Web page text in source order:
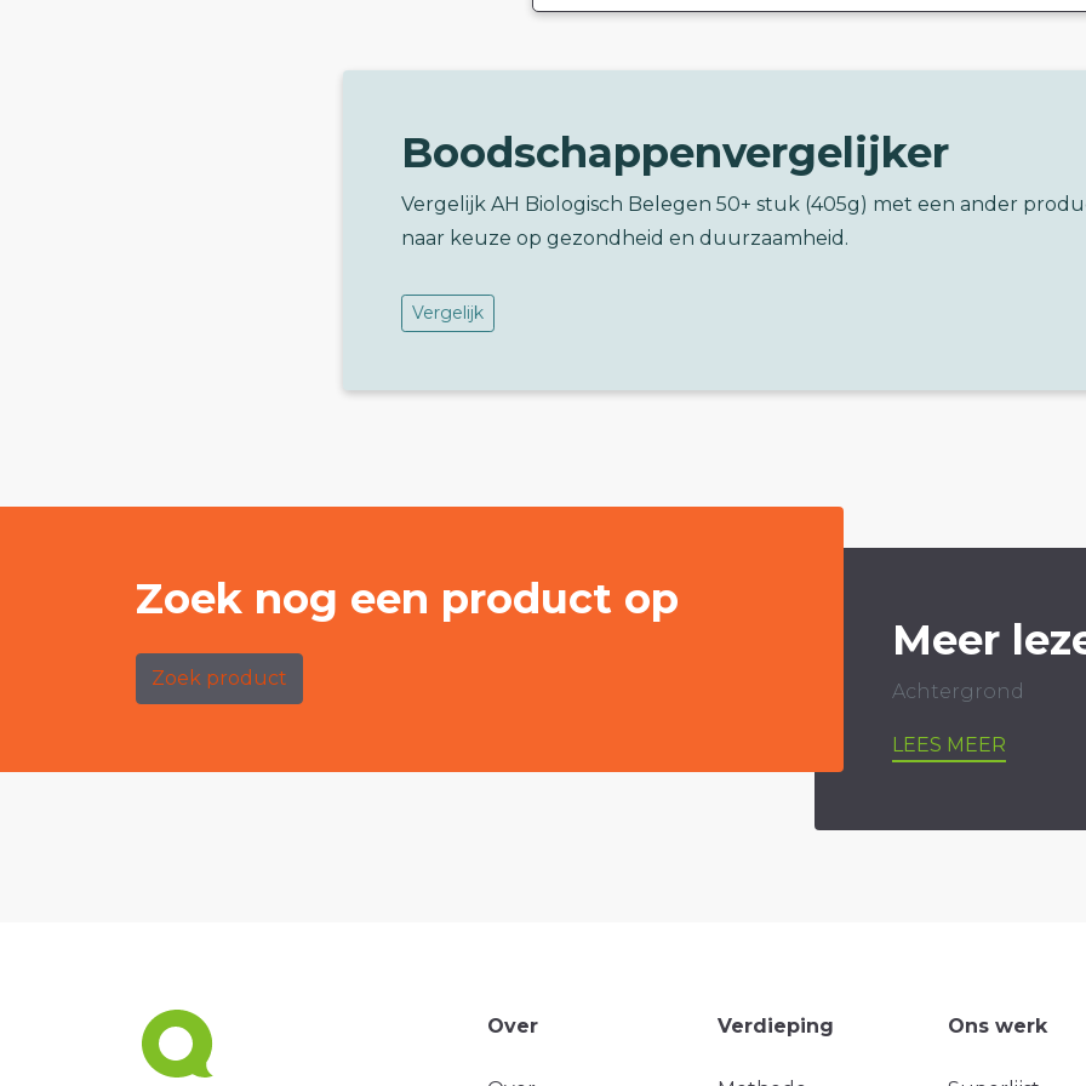
Boodschappenvergelijker
Vergelijk AH Biologisch Belegen 50+ stuk (405g) met een ander
naar keuze op gezondheid en duurzaamheid.
Vergelijk
Zoek nog een product op
Zoek product
Meer
Achtergrond
LEES MEER
Over Verdieping Ons werk